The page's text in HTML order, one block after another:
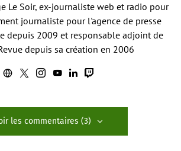
Le Soir, ex-journaliste web et radio pour
journaliste pour l'agence de presse
depuis 2009 et responsable adjoint de
depuis sa création en 2006
les commentaires (3)